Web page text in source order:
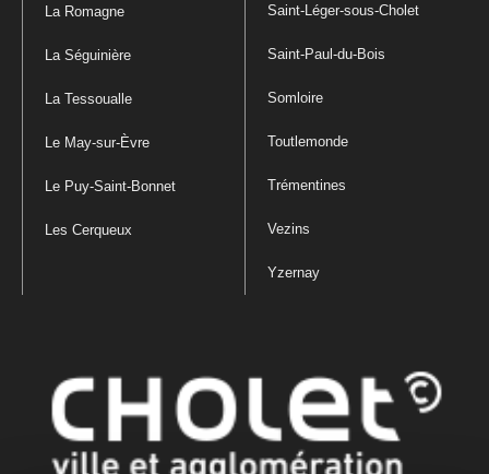
La Romagne
La Séguinière
La Tessoualle
Le May-sur-Èvre
Le Puy-Saint-Bonnet
Les Cerqueux
Saint-Léger-sous-Cholet
Saint-Paul-du-Bois
Somloire
Toutlemonde
Trémentines
Vezins
Yzernay